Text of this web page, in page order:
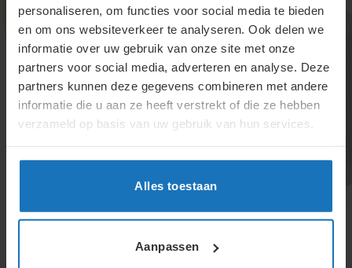
personaliseren, om functies voor social media te bieden
en om ons websiteverkeer te analyseren. Ook delen we
informatie over uw gebruik van onze site met onze
partners voor social media, adverteren en analyse. Deze
partners kunnen deze gegevens combineren met andere
informatie die u aan ze heeft verstrekt of die ze hebben
verzameld op basis van uw gebruik van hun services.
Alles toestaan
Aanpassen
4.2.3. Einde contract en
betaling en verklaring
vakantierechten
Resterende vakantiedagen worden bij ontslag
uitbetaald. Werkgevers mogen vakanties voor de
gronden. Te veel opgenomen dagen kunnen alleen
Een werknemer mag een verklaring vragen van de